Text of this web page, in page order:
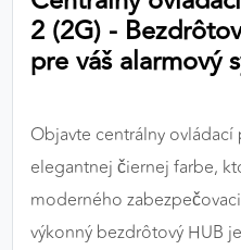
2 (2G) -
pre váš alarmový
Objavte centrálny ovládací
elegantnej čiernej farbe,
moderného
výkonný bezdrôtový HUB
výkon a funkčnosť
Google Analytics
Marketingové cookies